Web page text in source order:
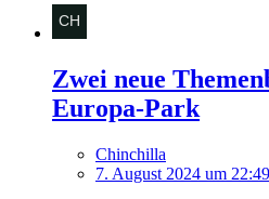
Zwei neue
Europa-Park
Chinchilla
7. August 2024 um 22:49